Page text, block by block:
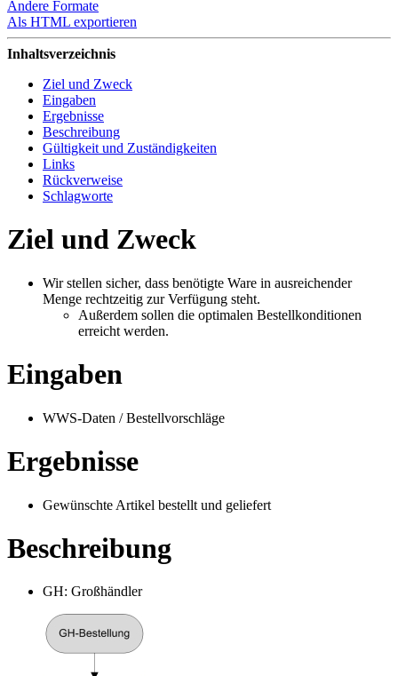
Andere Formate
Als HTML exportieren
Inhaltsverzeichnis
Ziel und Zweck
Eingaben
Ergebnisse
Beschreibung
Gültigkeit und Zuständigkeiten
Links
Rückverweise
Schlagworte
Ziel und Zweck
Wir stellen sicher, dass benötigte Ware in ausreichender
Menge rechtzeitig zur Verfügung steht.
Außerdem sollen die optimalen Bestellkonditionen
erreicht werden.
Eingaben
WWS-Daten / Bestellvorschläge
Ergebnisse
Gewünschte Artikel bestellt und geliefert
Beschreibung
GH: Großhändler